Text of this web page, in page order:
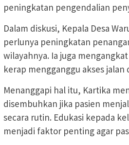
peningkatan pengendalian
Dalam diskusi, Kepala Desa
perlunya peningkatan
wilayahnya. Ia juga
kerap mengganggu akses jalan
Menanggapi hal itu, Kartika
disembuhkan jika pasien
secara rutin. Edukasi kepada
menjadi faktor penting agar